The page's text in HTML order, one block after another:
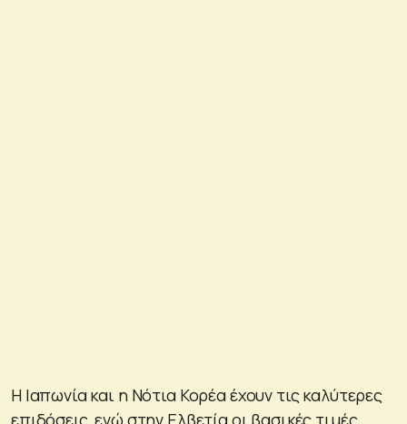
Η Ιαπωνία και η Νότια Κορέα έχουν τις καλύτερες
επιδόσεις, ενώ στην Ελβετία οι βασικές τιμές